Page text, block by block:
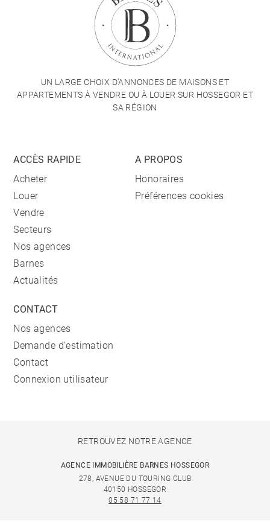
UN LARGE CHOIX D'ANNONCES DE MAISONS ET
APPARTEMENTS À VENDRE OU À LOUER SUR HOSSEGOR ET
SA RÉGION
ACCÈS RAPIDE
Acheter
Louer
Vendre
Secteurs
Nos agences
Barnes
Actualités
A PROPOS
Honoraires
Préférences cookies
CONTACT
Nos agences
Demande d'estimation
Contact
Connexion utilisateur
RETROUVEZ NOTRE AGENCE
AGENCE IMMOBILIÈRE BARNES HOSSEGOR
278, AVENUE DU TOURING CLUB
40150 HOSSEGOR
05 58 71 77 14